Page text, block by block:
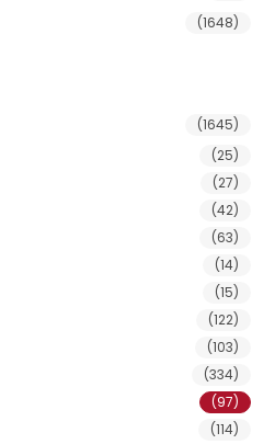
(1648)
(1645)
(25)
(27)
(42)
(63)
(14)
(15)
(122)
(103)
(334)
(97)
(114)